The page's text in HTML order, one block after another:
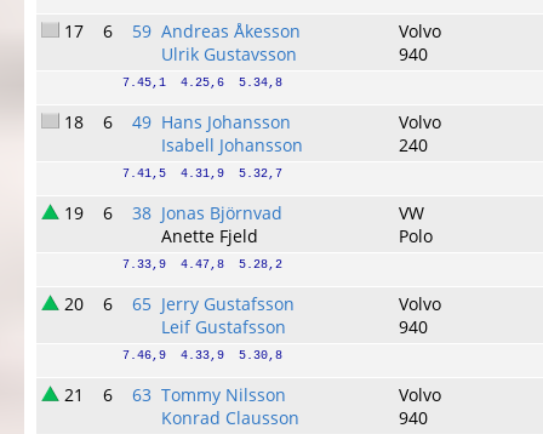
17 6 59 Andreas Åkesson
Ulrik Gustavsson
Volvo
940
7.45,1  4.25,6  5.34,8
18 6 49 Hans Johansson
Isabell Johansson
Volvo
240
7.41,5  4.31,9  5.32,7
19 6 38 Jonas Björnvad
Anette Fjeld
VW
Polo
7.33,9  4.47,8  5.28,2
20 6 65 Jerry Gustafsson
Leif Gustafsson
Volvo
940
7.46,9  4.33,9  5.30,8
21 6 63 Tommy Nilsson
Konrad Clausson
Volvo
940